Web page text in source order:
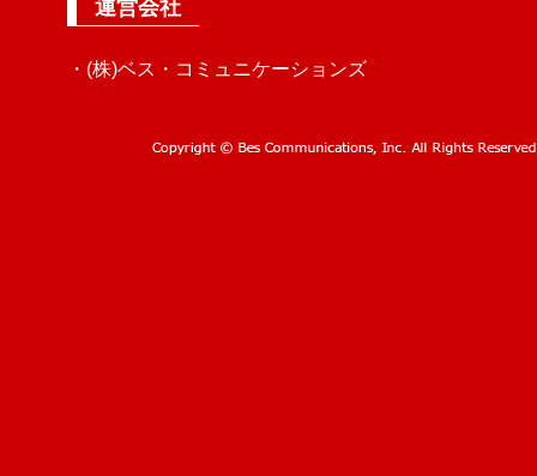
運営会社
・(株)ベス・コミュニケーションズ